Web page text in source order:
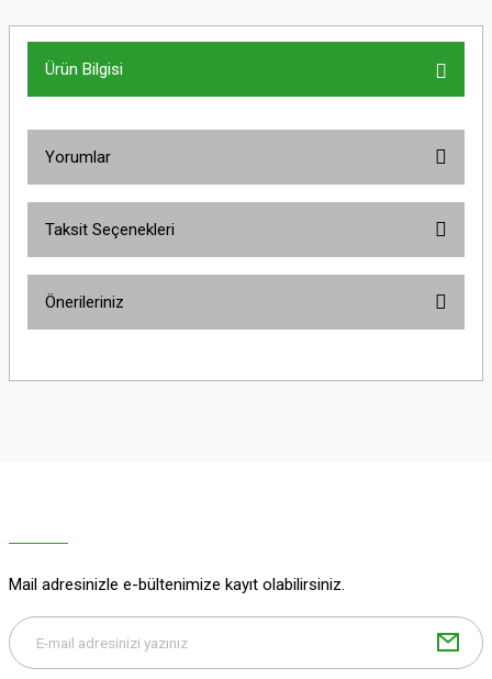
Ürün Bilgisi
Yorumlar
Taksit Seçenekleri
Önerileriniz
yetersiz gördüğünüz noktaları öneri formunu kullanarak tarafımıza
Bu ürüne benzer farklı alternatifler olmalı.
Mail adresinizle e-bültenimize kayıt olabilirsiniz.